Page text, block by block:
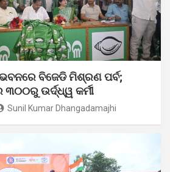
ବିଜେଡି ମିଶ୍ରଣ ପର୍ବ;
୩୦୦ରୁ ଉର୍ଦ୍ଧ୍ୱ କର୍ମୀ
Sunil Kumar Dhangadamajhi